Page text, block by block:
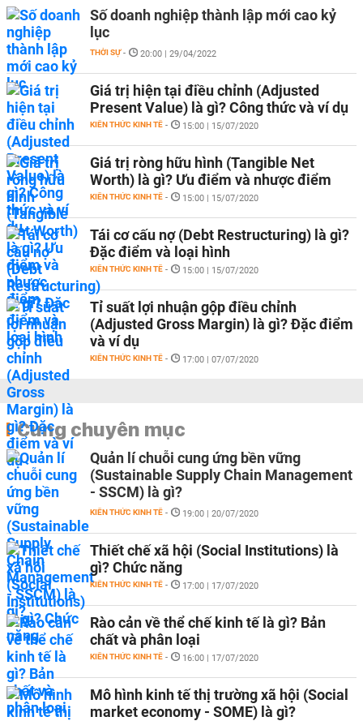
Số doanh nghiệp thành lập mới cao kỷ
lục
THỜI SỰ - 20:00 | 29/04/2022
Giá trị hiện tại điều chỉnh (Adjusted
Present Value) là gì? Công thức và ví dụ
KIẾN THỨC KINH TẾ - 15:00 | 15/07/2020
Giá trị ròng hữu hình (Tangible Net
Worth) là gì? Ưu điểm và nhược điểm
KIẾN THỨC KINH TẾ - 15:00 | 15/07/2020
Tái cơ cấu nợ (Debt Restructuring) là gì?
Đặc điểm và loại hình
KIẾN THỨC KINH TẾ - 15:00 | 15/07/2020
Tỉ suất lợi nhuận gộp điều chỉnh
(Adjusted Gross Margin) là gì? Đặc điểm
và ví dụ
KIẾN THỨC KINH TẾ - 17:00 | 07/07/2020
Cùng chuyên mục
Quản lí chuỗi cung ứng bền vững
(Sustainable Supply Chain Management
- SSCM) là gì?
KIẾN THỨC KINH TẾ - 19:00 | 20/07/2020
Thiết chế xã hội (Social Institutions) là
gì? Chức năng
KIẾN THỨC KINH TẾ - 17:00 | 17/07/2020
Rào cản về thể chế kinh tế là gì? Bản
chất và phân loại
KIẾN THỨC KINH TẾ - 16:00 | 17/07/2020
Mô hình kinh tế thị trường xã hội (Social
market economy - SOME) là gì?